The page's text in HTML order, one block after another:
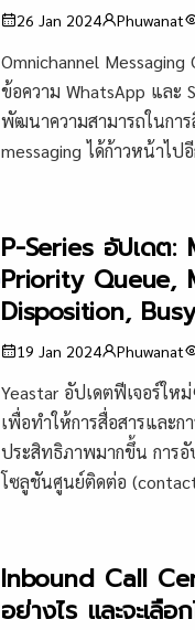
26 Jan 2024 Phuwanat
Omnichannel Messaging
ข้อความ WhatsApp และ
พัฒนาความสามารถในการ
messaging ได้ก้าวหน้าไป
P-Series อัปเดต:
Priority Queue,
Disposition,
19 Jan 2024 Phuwanat
Yeastar อัปเดตฟีเจอร์ให
เพื่อทำให้การสื่อสารและ
ประสิทธิภาพมากขึ้น การ
โซลูชันศูนย์ติดต่อ
Inbound Call
อย่างไร และจะเลือ